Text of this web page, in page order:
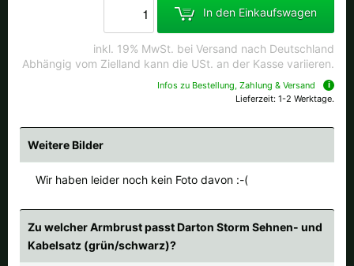
In den Einkaufswagen
inkl. 19% MwSt. bei Versand nach Deutschland
Abhängig vom Zielland kann die USt. an der Kasse variieren.
Infos zu Bestellung, Zahlung & Versand
Lieferzeit: 1-2 Werktage.
Weitere Bilder
Wir haben leider noch kein Foto davon :-(
Zu welcher Armbrust passt Darton Storm Sehnen- und
Kabelsatz (grün/schwarz)?
Slowakei |€
Slowenien |€ Spanien |€
Ungarn |Ft
Alle verfügbaren Versandregionen:
Ok
Sollte Ihr Land nicht verfübar sein, keine Sorge - wählen Sie einfach